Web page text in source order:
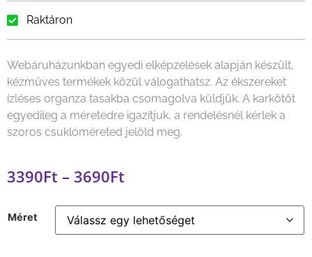
Raktáron
Webáruházunkban egyedi elképzelések alapján készült,
kézműves termékek közül válogathatsz. Az ékszereket
ízléses organza tasakba csomagolva küldjük. A karkötőt
egyedileg a méretedre igazítjuk, a rendelésnél kérlek a
szoros csuklóméreted jelöld meg.
3390Ft – 3690Ft
Méret